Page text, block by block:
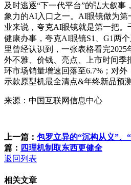
及时逃逐“下一代平台”的弘大叙
象力的AI入口之一。AI眼镜做为第
业来说，夸克AI眼镜就是第一把。
健康办事，夸克AI眼镜S1、G1两个
里曾经认识到，一张表格看完2025
外不雅、价钱、亮点、上市时间季
环市场销量增速回落至6.7%；对外
示款原型机最全清点&年终新品预
来源：中国互联网信息中心
上一篇： 包罗立异的“沉构从义”、
篇： 四理机制取东西更健全
返回列表
相关文章